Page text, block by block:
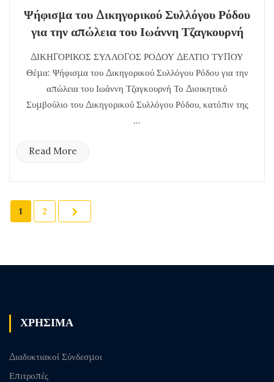
Ψήφισμα του Δικηγορικού Συλλόγου Ρόδου
για την απώλεια του Ιωάννη Τζαγκουρνή
ΔΙΚΗΓΟΡΙΚΟΣ ΣΥΛΛΟΓΟΣ ΡΟΔΟΥ ΔΕΛΤΙΟ ΤΥΠΟΥ
Θέμα: Ψήφισμα του Δικηγορικού Συλλόγου Ρόδου για την
απώλεια του Ιωάννη Τζαγκουρνή Το Διοικητικό
Συμβούλιο του Δικηγορικού Συλλόγου Ρόδου, κατόπιν της
...
Read More
1 2
ΧΡΗΣΙΜΑ
Διαδυκτιακοί Σύνδεσμοι
Επιτροπές